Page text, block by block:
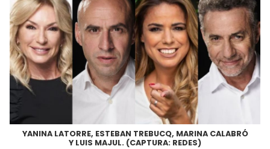
YANINA LATORRE, ESTEBAN TREBUCQ, MARINA CALABRÓ
Y LUIS MAJUL. (CAPTURA: REDES)